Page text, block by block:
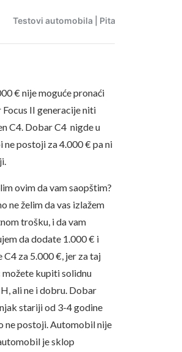
€ nije moguće pronaći
II generacije niti
C4. Dobar C4 nigde u
ne postoji za 4.000 € pa ni
ovim da vam saopštim?
ne želim da vas izlažem
trošku, i da vam
da dodate 1.000 € i
C4 za 5.000 €, jer za taj
možete kupiti solidnu
ali ne i dobru. Dobar
stariji od 3-4 godine
ne postoji. Automobil nije
je sklop